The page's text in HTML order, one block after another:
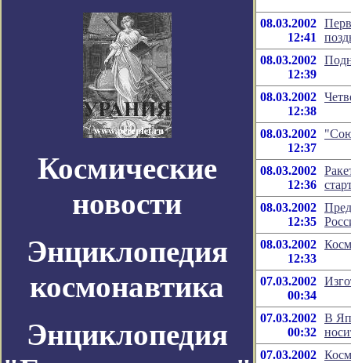
Космические
новости
Энциклопедия
космонавтика
Энциклопедия
08.03.2002
12:41
08.03.2002
12:39
08.03.2002
12:38
08.03.2002
12:37
08.03.2002
12:36
08.03.2002
12:35
08.03.2002
12:33
07.03.2002
00:34
07.03.2002
00:32
В
07.03.2002